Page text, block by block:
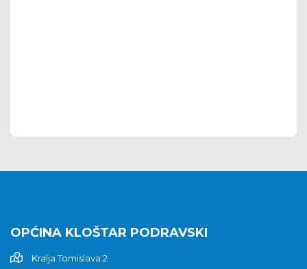
OPĆINA KLOŠTAR PODRAVSKI
Kralja Tomislava 2